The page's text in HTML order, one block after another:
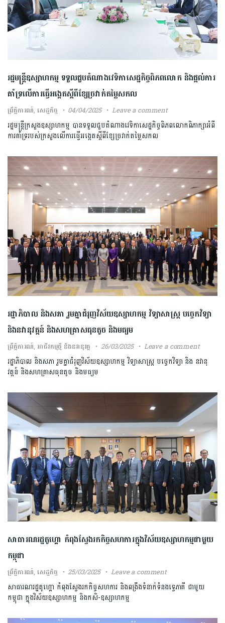
រដ្ឋមន្ត្រីឧស្សាហកម្ម ទទួលជួបតំណាងវេទិកាសេដ្ឋកិច្ចពិភពលោក និងផ្តល់ការ
គាំទ្រលើការធ្វើអង្កេតស្តីពីខ្សែច្រវាក់តម្លៃសកល
ព្រឹត្តិការណ៍,សេដ្ឋកិច្ច 04/04/2025 Leave a comment
រដ្ឋមន្ត្រីក្រសួងឧស្សាហកម្ម បានទទួលជួបតំណាងវេទិកាសេដ្ឋកិច្ចពិភពលោកពិភាក្សាអំពី
ការគាំទ្ររបស់ក្រសួងលើការធ្វើអង្កេតស្តីពីខ្សែច្រវាក់តម្លៃសកល
រដ្ឋាភិបាល និងសភា រួមគ្នាជំរុញវិស័យឧស្សាហកម្ម វិទ្យាសាស្ត្រ បច្ចេកវិទ្យា
និងនវានុវត្តន៍ និងសហគ្រាសធុនតូច និងមធ្យម
ព្រឹត្តិការណ៍, អាជីវកម្មថ្មី និងនវានុវត្ត 26/03/2025 Leave a comment
រដ្ឋាភិបាល និងសភា រួមគ្នាជំរុញវិស័យឧស្សាហកម្ម វិទ្យាសាស្ត្រ បច្ចេកវិទ្យា និង នវានុ
វត្តន៍ និងសហគ្រាសធុនតូច និងមធ្យម
សាធារណរដ្ឋតូហ្គោ កំពុងស្វែងរកកិច្ចសហការក្នុងវិស័យឧស្សាហកម្មជាមួយ
កម្ពុជា
ព្រឹត្តិការណ៍,សេដ្ឋកិច្ច 25/03/2025 Leave a comment
សាធារណរដ្ឋតូហ្គោ កំពុងស្វែងរកកិច្ចសហការ និងពង្រឹងទំនាក់ទំនងទ្វេភាគី ជាមួយ
កម្ពុជា ក្នុងវិស័យឧស្សាហកម្ម និងកសិ-ឧស្សាហកម្ម